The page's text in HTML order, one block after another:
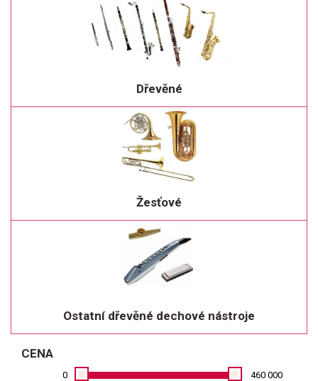
Dřevěné
Žesťové
Ostatní dřevěné dechové nástroje
CENA
0 460 000